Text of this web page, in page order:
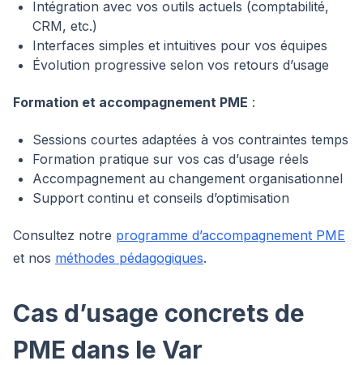
Intégration avec vos outils actuels (comptabilité,
CRM, etc.)
Interfaces simples et intuitives pour vos équipes
Évolution progressive selon vos retours d’usage
Formation et accompagnement PME :
Sessions courtes adaptées à vos contraintes temps
Formation pratique sur vos cas d’usage réels
Accompagnement au changement organisationnel
Support continu et conseils d’optimisation
Consultez notre programme d’accompagnement PME
et nos méthodes pédagogiques.
Cas d’usage concrets de
PME dans le Var